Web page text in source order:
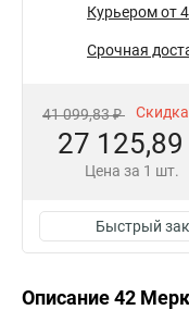
Курьером от
Срочная
41 099,83 ₽
27 125,89
Цена за 1 шт.
Быстрый
Описание 42